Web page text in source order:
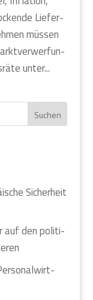
Lie­fer­
müs­sen
unter...
Sicher­heit
auf den poli­ti­